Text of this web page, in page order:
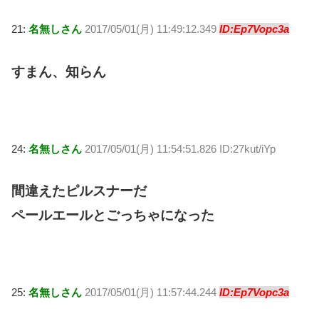
21: 名無しさん 2017/05/01(月) 11:49:12.349 ID:Ep7Vopc3a
すまん、知らん
24: 名無しさん 2017/05/01(月) 11:54:51.826 ID:27kut/iYp
間違えたピルスナーだ
ペールエールとごっちゃになった
25: 名無しさん 2017/05/01(月) 11:57:44.244 ID:Ep7Vopc3a